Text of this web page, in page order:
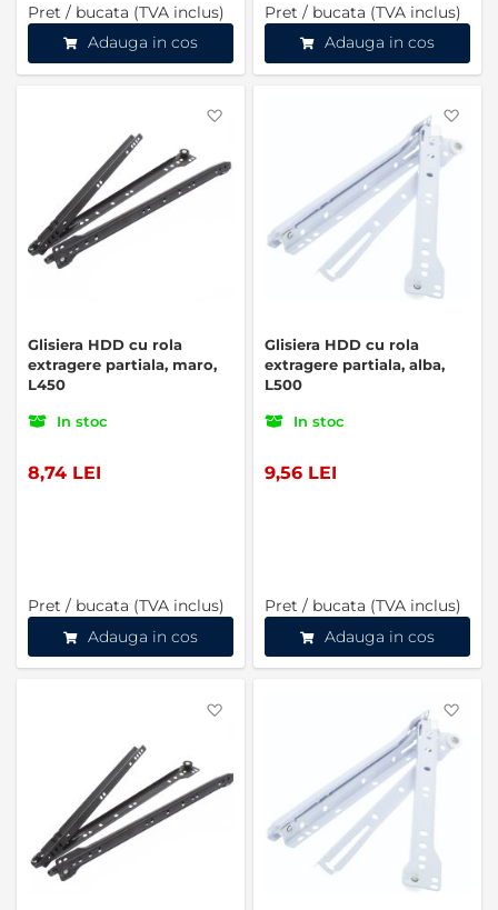
Pret / bucata (TVA inclus)
Adauga in cos
Pret / bucata (TVA inclus)
Adauga in cos
Glisiera HDD cu rola
extragere partiala, maro,
L450
In stoc
8,74 LEI
Pret / bucata (TVA inclus)
Adauga in cos
Glisiera HDD cu rola
extragere partiala, alba,
L500
In stoc
9,56 LEI
Pret / bucata (TVA inclus)
Adauga in cos